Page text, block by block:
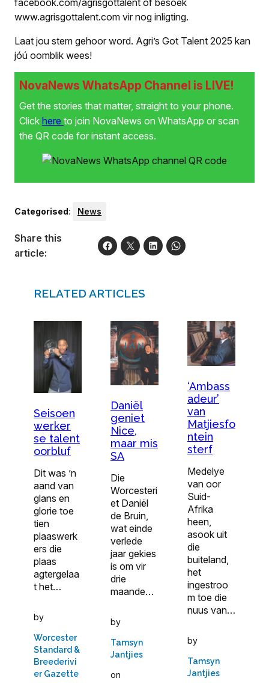
facebook.com/agrisgottalent of besoek
www.agrisgottalent.com vir nog inligting.
Laat jou stem gehoor word. Agri’s Got Talent 2025 kan
jóú oomblik wees!
NovaNews WhatsApp Channel is LIVE!
Get the stories that matter, straight to your phone.
Click here to join NovaNews on WhatsApp or scan
the QR code for instant access.
Categorised: News
Share this
article:
RELATED ARTICLES
Seisoen
werker
se talent
oorbluf
Dit was ’n
aand van
glans en
glorie toe
tien
plaaswerk
ers die
plaas
agtergelaa
t het…
by
Worcester
Standard &
Breederivi
er Gazette
Daniël
geniet
Nice,
maar mis
SA
Die
Worcesteri
et Daniël
de Bruin,
wat einde
verlede
jaar gekies
is om vir
drie
maande…
by
Tamsyn
Jantjies
on
‘Ambass
adeur’
van
Matjiesfo
ntein
sterf
Medelye
van oor
Suid-
Afrika
heen,
asook uit
die
buiteland,
het
ingestroo
m toe die
nuus van…
by
Tamsyn
Jantjies